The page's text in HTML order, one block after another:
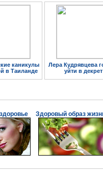
каникулы
в Таиланде
Лера Кудрявцева
уйти в декрет
Здоровый образ